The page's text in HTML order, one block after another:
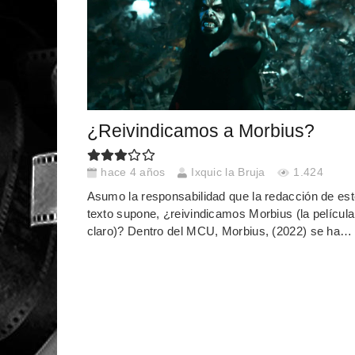
¿Reivindicamos a Morbius?
hace 4 años Ixquic la Bruja 1.424
Asumo la responsabilidad que la redacción de
texto supone, ¿reivindicamos Morbius (la
claro)? Dentro del MCU, Morbius, (2022) se ha…